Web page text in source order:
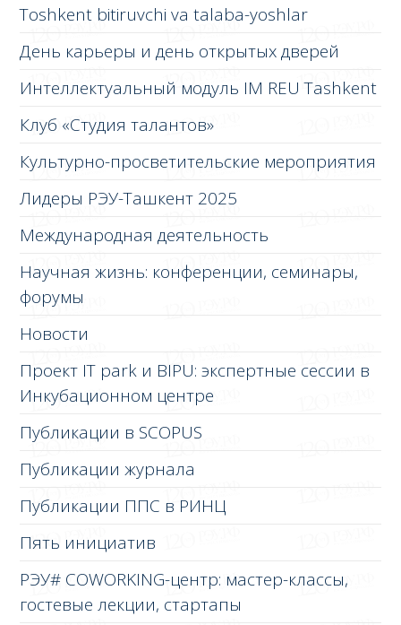
Toshkent bitiruvchi va talaba-yoshlar
День карьеры и день открытых дверей
Интеллектуальный модуль IM REU Tashkent
Клуб «Студия талантов»
Культурно-просветительские мероприятия
Лидеры РЭУ-Ташкент 2025
Международная деятельность
Научная жизнь: конференции, семинары,
форумы
Новости
Проект IT park и BIPU: экспертные сессии в
Инкубационном центре
Публикации в SCOPUS
Публикации журнала
Публикации ППС в РИНЦ
Пять инициатив
РЭУ# COWORKING-центр: мастер-классы,
гостевые лекции, стартапы